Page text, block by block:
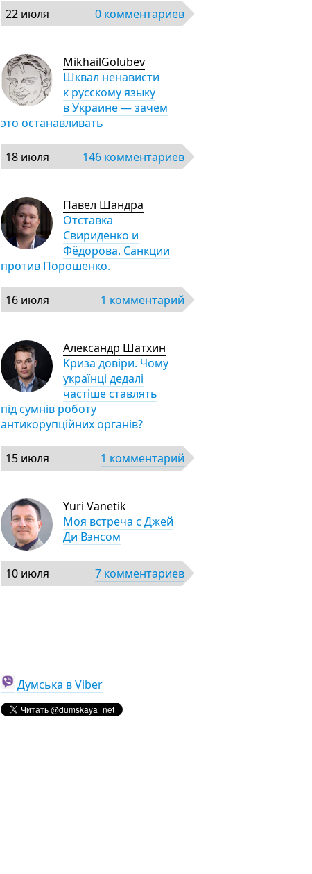
22 июля 0 комментариев
MikhailGolubev
Шквал ненависти
к русскому языку
в Украине — зачем
это останавливать
18 июля 146 комментариев
Павел Шандра
Отставка
Свириденко и
Фёдорова. Санкции
против Порошенко.
16 июля 1 комментарий
Александр Шатхин
Криза довіри. Чому
українці дедалі
частіше ставлять
під сумнів роботу
антикорупційних органів?
15 июля 1 комментарий
Yuri Vanetik
Моя встреча с Джей
Ди Вэнсом
10 июля 7 комментариев
Думська в Viber